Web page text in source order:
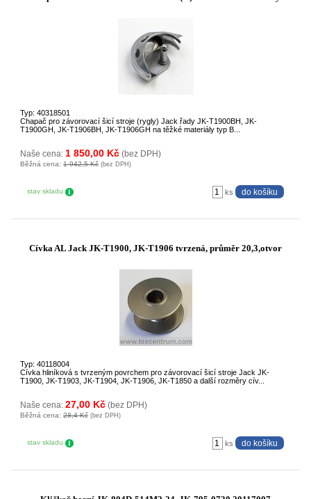
Typ: 40318501
Chapač pro závorovací šicí stroje (rygly) Jack řady JK-T1900BH, JK-
T1900GH, JK-T1906BH, JK-T1906GH na těžké materiály typ B...
Naše cena: 1 850,00 Kč (bez DPH)
Běžná cena: 1 942,5 Kč (bez DPH)
stav skladu ks
Cívka AL Jack JK-T1900, JK-T1906 tvrzená, průměr 20,3,otvor
Typ: 40118004
Cívka hliníková s tvrzeným povrchem pro závorovací šicí stroje Jack JK-
T1900, JK-T1903, JK-T1904, JK-T1906, JK-T1850 a další rozměry cív...
Naše cena: 27,00 Kč (bez DPH)
Běžná cena: 28,4 Kč (bez DPH)
stav skladu ks